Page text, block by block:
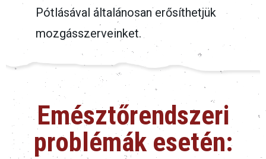
Pótlásával általánosan erősíthetjük
mozgásszerveinket.
Emésztőrendszeri
problémák esetén: